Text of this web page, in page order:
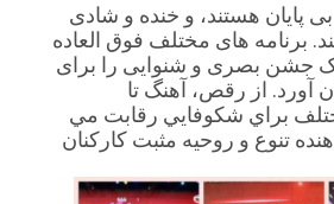
پایان هستند، و خنده و شادی
برنامه های مختلف فوق العاده
جشن بصری و شنوایی را برای
آورد. از رقص، آهنگ تا
براي شکوفايي رقابت مي
تنوع و روحیه مثبت کارکنان